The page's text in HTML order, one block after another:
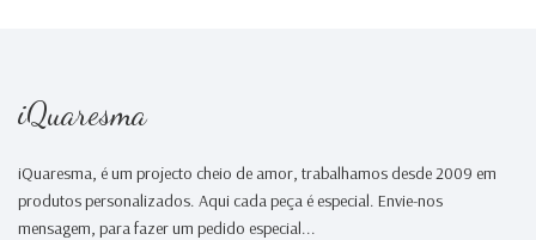
iQuaresma
iQuaresma, é um projecto cheio de amor, trabalhamos desde 2009 em
produtos personalizados. Aqui cada peça é especial. Envie-nos
mensagem, para fazer um pedido especial...